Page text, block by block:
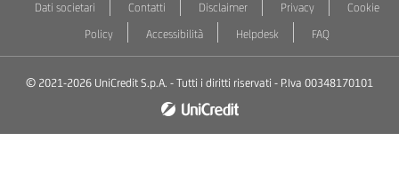
Dati societari Contatti Disclaimer Privacy
Cookie
Policy
Accessibilità Helpdesk FAQ
© 2021-2026 UniCredit S.p.A. - Tutti i diritti riservati - P.Iva 00348170101